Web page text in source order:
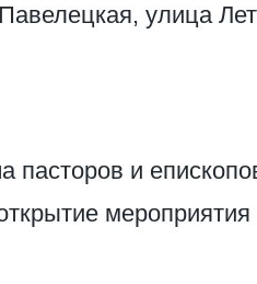
улица
пасторов и